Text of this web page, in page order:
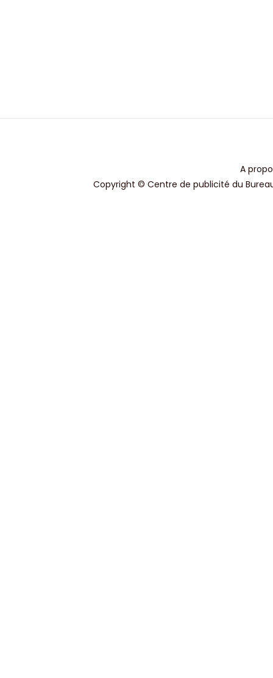
A
Copyright © Centre de publicité du